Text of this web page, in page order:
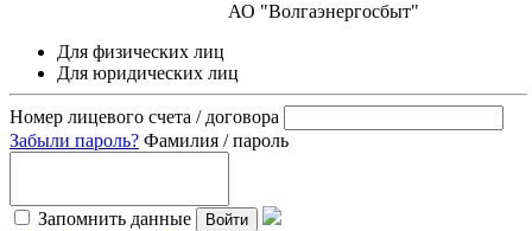
АО "Волгаэнергосбыт"
Для физических лиц
Для юридических лиц
Номер лицевого счета / договора
Забыли пароль? Фамилия / пароль
Запомнить данные Войти